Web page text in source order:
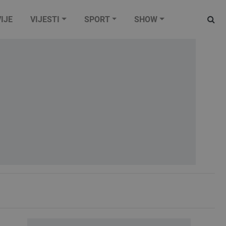
VIJESTI SPORT SHOW